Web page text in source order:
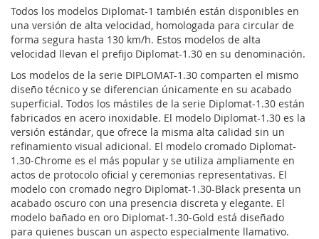
Todos los modelos Diplomat-1 también están disponibles en
una versión de alta velocidad, homologada para circular de
forma segura hasta 130 km/h. Estos modelos de alta
velocidad llevan el prefijo Diplomat-1.30 en su denominación.
Los modelos de la serie DIPLOMAT-1.30 comparten el mismo
diseño técnico y se diferencian únicamente en su acabado
superficial. Todos los mástiles de la serie Diplomat-1.30 están
fabricados en acero inoxidable. El modelo Diplomat-1.30 es la
versión estándar, que ofrece la misma alta calidad sin un
refinamiento visual adicional. El modelo cromado Diplomat-
1.30-Chrome es el más popular y se utiliza ampliamente en
actos de protocolo oficial y ceremonias representativas. El
modelo con cromado negro Diplomat-1.30-Black presenta un
acabado oscuro con una presencia discreta y elegante. El
modelo bañado en oro Diplomat-1.30-Gold está diseñado
para quienes buscan un aspecto especialmente llamativo.